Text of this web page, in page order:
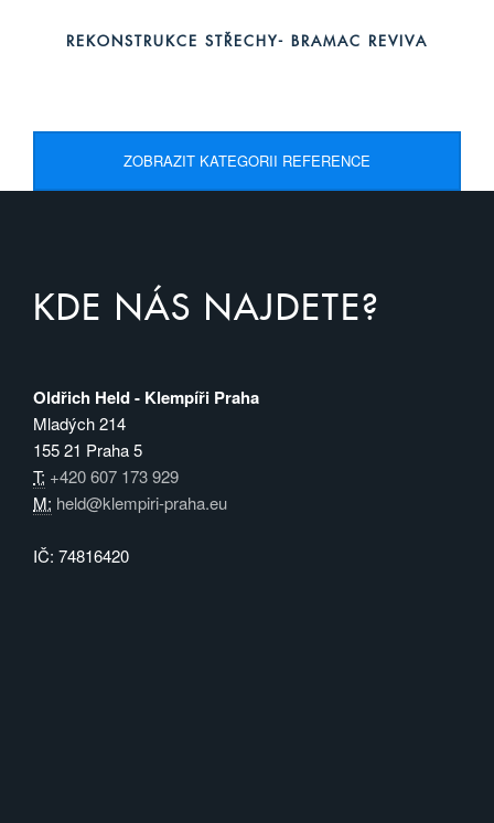
REKONSTRUKCE STŘECHY- BRAMAC REVIVA
ZOBRAZIT KATEGORII REFERENCE
KDE NÁS NAJDETE?
Oldřich Held - Klempíři Praha
Mladých 214
155 21 Praha 5
T: +420 607 173 929
M: held@klempiri-praha.eu
IČ: 74816420